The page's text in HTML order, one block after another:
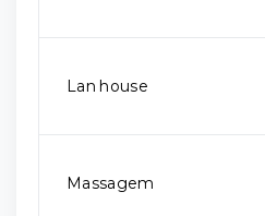
Lan house
Massagem